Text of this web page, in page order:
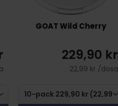
GOAT Wild Cherry
229,90 kr
22,99 kr /dosa